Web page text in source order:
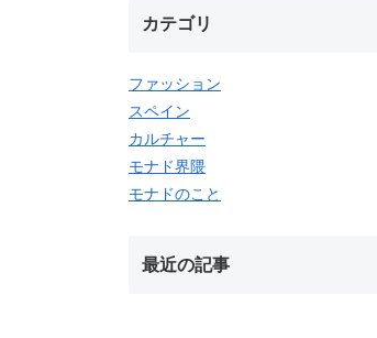
カテゴリ
ファッション
スペイン
カルチャー
モナド界隈
モナドのこと
最近の記事